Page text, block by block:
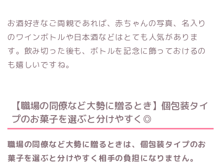
お酒好きなご両親であれば、赤ちゃんの写真、名入り
のワインボトルや日本酒などはとても人気がありま
す。飲み切った後も、ボトルを記念に飾っておけるの
も嬉しいですね。
【職場の同僚など大勢に贈るとき】個包装タイ
プのお菓子を選ぶと分けやすく◎
職場の同僚など大勢に贈るときは、個包装タイプのお
菓子を選ぶと分けやすく相手の負担になりません。